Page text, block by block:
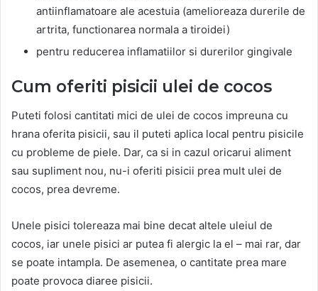
antiinflamatoare ale acestuia (amelioreaza durerile de
artrita, functionarea normala a tiroidei)
pentru reducerea inflamatiilor si durerilor gingivale
Cum oferiti pisicii ulei de cocos
Puteti folosi cantitati mici de ulei de cocos impreuna cu
hrana oferita pisicii, sau il puteti aplica local pentru pisicile
cu probleme de piele. Dar, ca si in cazul oricarui aliment
sau supliment nou, nu-i oferiti pisicii prea mult ulei de
cocos, prea devreme.
Unele pisici tolereaza mai bine decat altele uleiul de
cocos, iar unele pisici ar putea fi alergic la el – mai rar, dar
se poate intampla. De asemenea, o cantitate prea mare
poate provoca diaree pisicii.